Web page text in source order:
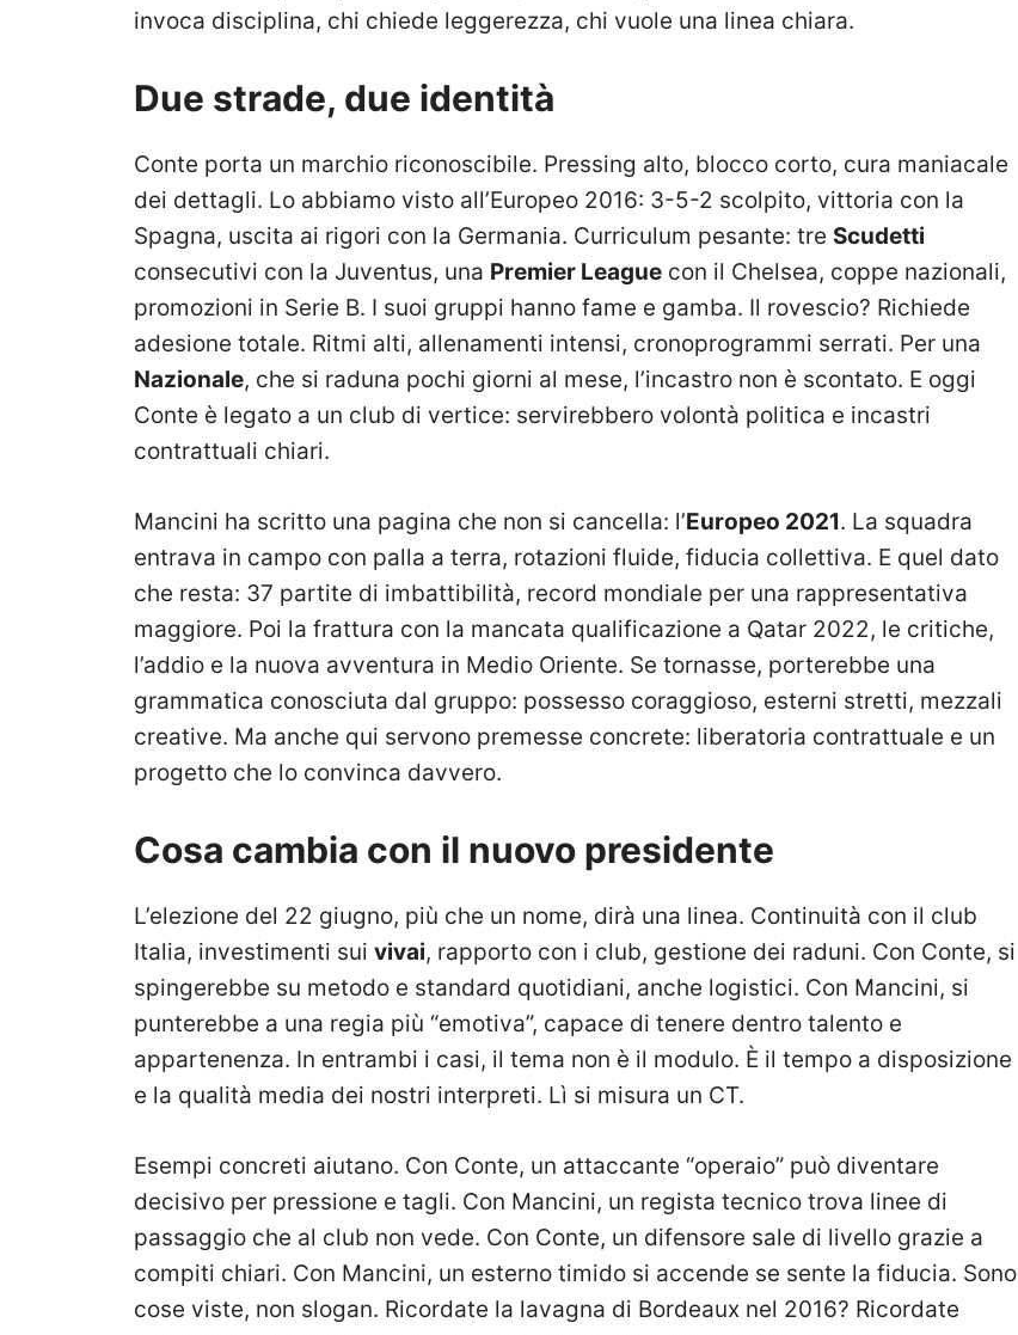
invoca disciplina, chi chiede leggerezza, chi vuole una linea chiara.
Due strade, due identità
Conte porta un marchio riconoscibile. Pressing alto, blocco corto, cura maniacale
dei dettagli. Lo abbiamo visto all’Europeo 2016: 3-5-2 scolpito, vittoria con la
Spagna, uscita ai rigori con la Germania. Curriculum pesante: tre Scudetti
consecutivi con la Juventus, una Premier League con il Chelsea, coppe nazionali,
promozioni in Serie B. I suoi gruppi hanno fame e gamba. Il rovescio? Richiede
adesione totale. Ritmi alti, allenamenti intensi, cronoprogrammi serrati. Per una
Nazionale, che si raduna pochi giorni al mese, l’incastro non è scontato. E oggi
Conte è legato a un club di vertice: servirebbero volontà politica e incastri
contrattuali chiari.
Mancini ha scritto una pagina che non si cancella: l’Europeo 2021. La squadra
entrava in campo con palla a terra, rotazioni fluide, fiducia collettiva. E quel dato
che resta: 37 partite di imbattibilità, record mondiale per una rappresentativa
maggiore. Poi la frattura con la mancata qualificazione a Qatar 2022, le critiche,
l’addio e la nuova avventura in Medio Oriente. Se tornasse, porterebbe una
grammatica conosciuta dal gruppo: possesso coraggioso, esterni stretti, mezzali
creative. Ma anche qui servono premesse concrete: liberatoria contrattuale e un
progetto che lo convinca davvero.
Cosa cambia con il nuovo presidente
L’elezione del 22 giugno, più che un nome, dirà una linea. Continuità con il club
Italia, investimenti sui vivai, rapporto con i club, gestione dei raduni. Con Conte, si
spingerebbe su metodo e standard quotidiani, anche logistici. Con Mancini, si
punterebbe a una regia più “emotiva”, capace di tenere dentro talento e
appartenenza. In entrambi i casi, il tema non è il modulo. È il tempo a disposizione
e la qualità media dei nostri interpreti. Lì si misura un CT.
Esempi concreti aiutano. Con Conte, un attaccante “operaio” può diventare
decisivo per pressione e tagli. Con Mancini, un regista tecnico trova linee di
passaggio che al club non vede. Con Conte, un difensore sale di livello grazie a
compiti chiari. Con Mancini, un esterno timido si accende se sente la fiducia. Sono
cose viste, non slogan. Ricordate la lavagna di Bordeaux nel 2016? Ricordate